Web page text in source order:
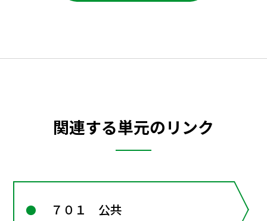
関連する単元のリンク
７０１ 公共